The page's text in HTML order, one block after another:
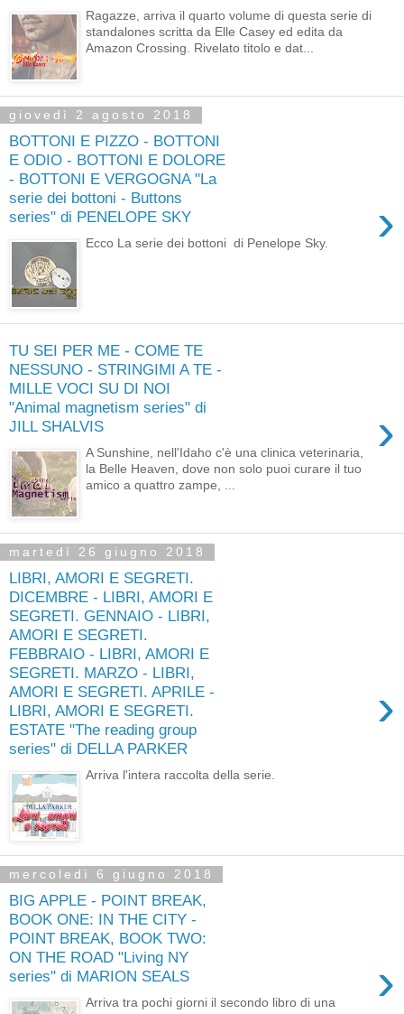
Ragazze, arriva il quarto volume di questa serie di
standalones scritta da Elle Casey ed edita da
Amazon Crossing. Rivelato titolo e dat...
giovedì 2 agosto 2018
BOTTONI E PIZZO - BOTTONI
E ODIO - BOTTONI E DOLORE
- BOTTONI E VERGOGNA "La
serie dei bottoni - Buttons
series" di PENELOPE SKY
›
Ecco La serie dei bottoni di Penelope Sky.
TU SEI PER ME - COME TE
NESSUNO - STRINGIMI A TE -
MILLE VOCI SU DI NOI
"Animal magnetism series" di
JILL SHALVIS
›
A Sunshine, nell'Idaho c'è una clinica veterinaria,
la Belle Heaven, dove non solo puoi curare il tuo
amico a quattro zampe, ...
martedì 26 giugno 2018
LIBRI, AMORI E SEGRETI.
DICEMBRE - LIBRI, AMORI E
SEGRETI. GENNAIO - LIBRI,
AMORI E SEGRETI.
FEBBRAIO - LIBRI, AMORI E
SEGRETI. MARZO - LIBRI,
AMORI E SEGRETI. APRILE -
LIBRI, AMORI E SEGRETI.
ESTATE "The reading group
series" di DELLA PARKER
›
Arriva l'intera raccolta della serie.
mercoledì 6 giugno 2018
BIG APPLE - POINT BREAK,
BOOK ONE: IN THE CITY -
POINT BREAK, BOOK TWO:
ON THE ROAD "Living NY
series" di MARION SEALS
›
Arriva tra pochi giorni il secondo libro di una